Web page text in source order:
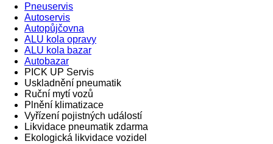
Pneuservis
Autoservis
Autopůjčovna
ALU kola opravy
ALU kola bazar
Autobazar
PICK UP Servis
Uskladnění pneumatik
Ruční mytí vozů
Plnění klimatizace
Vyřízení pojistných událostí
Likvidace pneumatik zdarma
Ekologická likvidace vozidel